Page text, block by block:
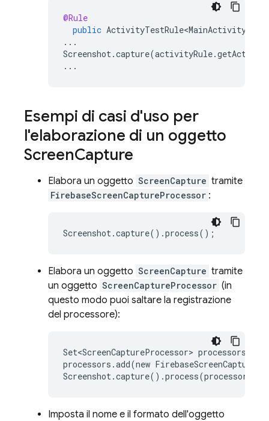
@Rule
public ActivityTestRule<MainActivity>
...
Screenshot.capture(activityRule.
...
Esempi di casi d'uso per
l'elaborazione di un oggetto
ScreenCapture
Elabora un oggetto ScreenCapture tramite
FirebaseScreenCaptureProcessor :
Elabora un oggetto ScreenCapture tramite
un oggetto ScreenCaptureProcessor (in
questo modo puoi saltare la registrazione
del processore):
Set<ScreenCaptureProcessor> processors =
processors.add(new
Imposta il nome e il formato dell'oggetto